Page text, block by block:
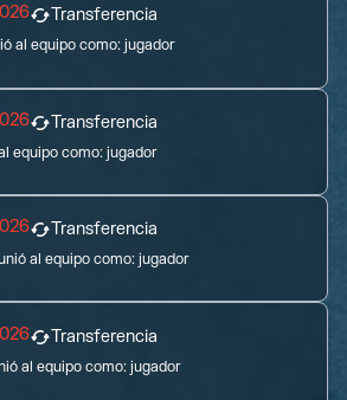
Transferencia
al equipo como:jugador
Transferencia
equipo como:jugador
Transferencia
al equipo como:jugador
Transferencia
al equipo como:jugador